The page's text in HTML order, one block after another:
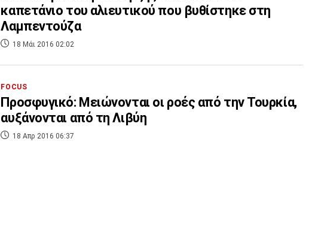
καπετάνιο του αλιευτικού που βυθίστηκε στη
Λαμπεντούζα
18 Μάι 2016 02:02
FOCUS
Προσφυγικό: Μειώνονται οι ροές από την Τουρκία,
αυξάνονται από τη Λιβύη
18 Απρ 2016 06:37